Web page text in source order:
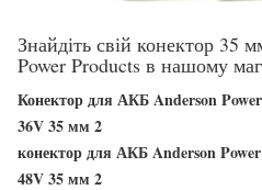
Знайдіть свій конектор 35
Power Products в нашому
Конектор для АКБ Anderson
36V 35 мм 2
конектор для АКБ Anderson
48V 35 мм 2